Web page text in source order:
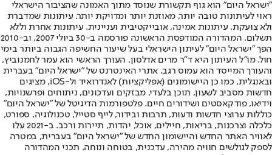
"ישראל היום" הוא גוף תקשורת שנוסד מתוך האמונה שהציבור הישראלי
ראוי לעיתונות טובה יותר, מאוזנת יותר ומדויקת יותר. עיתונות שמדברת
ולא צועקת. עיתונות אמינה, אובייקטיבית ועניינית. עיתונות אחרת וללא
תשלום. המהדורה המודפסת הראשונה פורסמה ב-30 ביולי 2007, וב-2010
הפך "ישראל היום" לעיתון הישראלי בעל שיעור החשיפה הגבוה ביותר בימי
חול. מו"ל העיתון היא ד"ר מרים אדלסון. העורך הראשי הוא עמר לחמנוביץ,
והעורך המייסד הוא עמוס רגב. אתרי האינטרנט של "ישראל היום" בעברית
ובאנגלית, כמו כן היישומונים (אפליקציות) לאנדרואיד ול-iOS, מציגים
חדשות מסביב לשעון, תוכן בלעדי, מבזקים ועדכונים, ניתוחים ופרשנויות,
וידיאו, פודקאסטים ושידורים חיים. פלטפורמות הדיגיטל של "ישראל היום"
כוללות ערוצי חדשות ודעות, תרבות ובידור, לייף סטייל, טכנולוגיה, ספורט,
כלכלה וצרכנות, בריאות, חיילים, אוכל, יהדות, תיירות ורכב. ב-2021 עלו
לאוויר האתר החדש והיישומון החדש של "ישראל היום" בעברית, במטרה
לספק לגולשים חוויה מהירה, עדכנית, בטוחה ונוחה. תכני המהדורה